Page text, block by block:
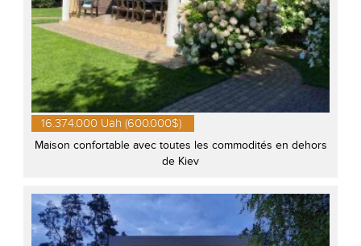
16.374.000 Uah (600.000$)
Maison confortable avec toutes les commodités en dehors
de Kiev